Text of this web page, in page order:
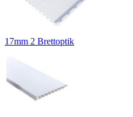
17mm 2 Brettoptik